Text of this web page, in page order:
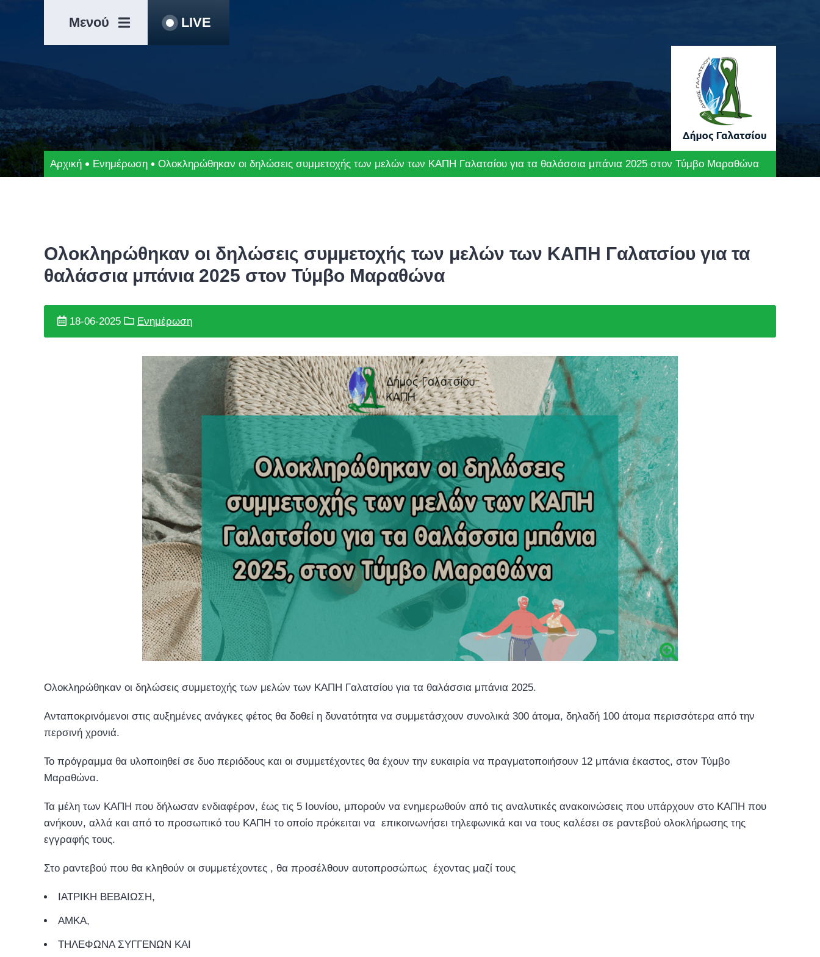
πλοήγησης
Μενού LIVE
Αρχική Ενημέρωση Ολοκληρώθηκαν οι δηλώσεις συμμετοχής των μελών των ΚΑΠΗ Γαλατσίου για τα θαλάσσια μπάνια 2025 στον Τύμβο Μαραθώνα
Ολοκληρώθηκαν οι δηλώσεις συμμετοχής των μελών των ΚΑΠΗ Γαλατσίου για τα
θαλάσσια μπάνια 2025 στον Τύμβο Μαραθώνα
18-06-2025 Ενημέρωση
Ολοκληρώθηκαν οι δηλώσεις συμμετοχής των μελών των ΚΑΠΗ Γαλατσίου για τα θαλάσσια μπάνια 2025.
Ανταποκρινόμενοι στις αυξημένες ανάγκες φέτος θα δοθεί η δυνατότητα να συμμετάσχουν συνολικά 300 άτομα, δηλαδή 100 άτομα περισσότερα από την
περσινή χρονιά.
Το πρόγραμμα θα υλοποιηθεί σε δυο περιόδους και οι συμμετέχοντες θα έχουν την ευκαιρία να πραγματοποιήσουν 12 μπάνια έκαστος, στον Τύμβο
Μαραθώνα.
Τα μέλη των ΚΑΠΗ που δήλωσαν ενδιαφέρον, έως τις 5 Ιουνίου, μπορούν να ενημερωθούν από τις αναλυτικές ανακοινώσεις που υπάρχουν στο ΚΑΠΗ που
ανήκουν, αλλά και από το προσωπικό του ΚΑΠΗ το οποίο πρόκειται να επικοινωνήσει τηλεφωνικά και να τους καλέσει σε ραντεβού ολοκλήρωσης της
εγγραφής τους.
Στο ραντεβού που θα κληθούν οι συμμετέχοντες , θα προσέλθουν αυτοπροσώπως έχοντας μαζί τους
ΙΑΤΡΙΚΗ ΒΕΒΑΙΩΣΗ,
ΑΜΚΑ,
ΤΗΛΕΦΩΝΑ ΣΥΓΓΕΝΩΝ ΚΑΙ